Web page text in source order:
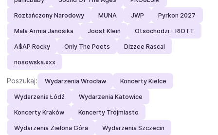
Roztańczony Narodowy MUNA JWP Pyrkon 2027
Mała Armia Janosika Joost Klein Otsochodzi - RIOTT
A$AP Rocky Only The Poets Dizzee Rascal
nosowska.xxx
Poszukaj: Wydarzenia Wrocław Koncerty Kielce
Wydarzenia Łódź Wydarzenia Katowice
Koncerty Kraków Koncerty Trójmiasto
Wydarzenia Zielona Góra Wydarzenia Szczecin